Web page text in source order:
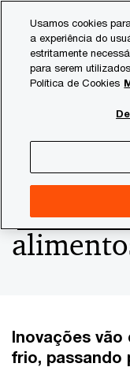
content
footer
a
Inovações
frio, passando
Usamos cookies
a experiência do
estritamente
para serem
Política de Cookies